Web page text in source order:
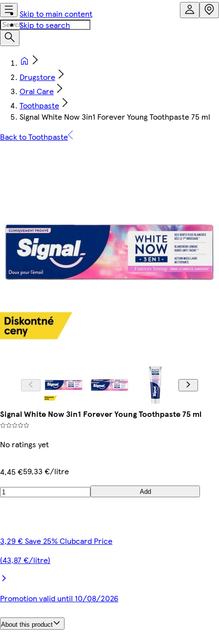
Skip to main content
Skip to search
Drugstore
Oral Care
Toothpaste
Signal White Now 3in1 Forever Young Toothpaste 75 ml
Back to Toothpaste
Signal White Now 3in1 Forever Young Toothpaste 75 ml
No ratings yet
4,45 €59,33 €/litre
Add
3,29 € Save 25% Clubcard Price
(43,87 €/litre)
Promotion valid until 10/08/2026
About this product